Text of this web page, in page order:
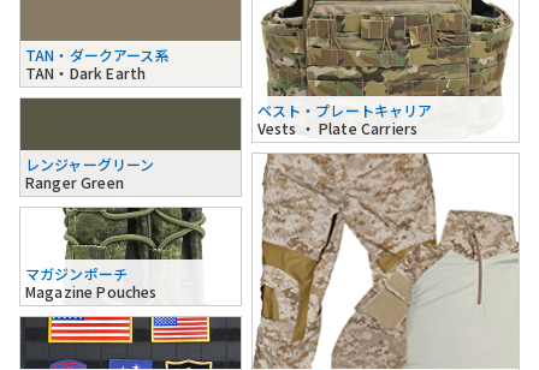
TAN・ダークアース系
TAN・Dark Earth
レンジャーグリーン
Ranger Green
ベスト・プレートキャリア
Vests ・ Plate Carriers
マガジンポーチ
Magazine Pouches